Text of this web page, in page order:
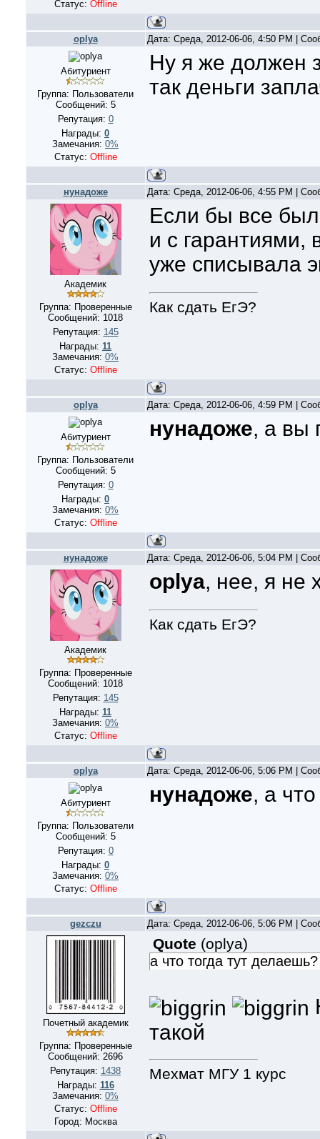
Статус: Offline
oplya Дата: Среда, 2012-06-06, 4:50 PM |
Абитуриент
Группа: Пользователи
Сообщений: 5
Репутация: 0
Награды: 0
Замечания: 0%
Статус: Offline
Ну я же должен
так деньги
нунадоже Дата: Среда, 2012-06-06, 4:55 PM |
Академик
Группа: Проверенные
Сообщений: 1018
Репутация: 145
Награды: 11
Замечания: 0%
Статус: Offline
Если бы все
и с гарантиями,
уже списывала
Как сдать ЕгЭ?
oplya Дата: Среда, 2012-06-06, 4:59 PM |
Абитуриент
Группа: Пользователи
Сообщений: 5
Репутация: 0
Награды: 0
Замечания: 0%
Статус: Offline
нунадоже, а вы
нунадоже Дата: Среда, 2012-06-06, 5:04 PM |
Академик
Группа: Проверенные
Сообщений: 1018
Репутация: 145
Награды: 11
Замечания: 0%
Статус: Offline
oplya, нее, я не
Как сдать ЕгЭ?
oplya Дата: Среда, 2012-06-06, 5:06 PM |
Абитуриент
Группа: Пользователи
Сообщений: 5
Репутация: 0
Награды: 0
Замечания: 0%
Статус: Offline
нунадоже, а
gezczu Дата: Среда, 2012-06-06, 5:06 PM |
Почетный академик
Группа: Проверенные
Сообщений: 2696
Репутация: 1438
Награды: 116
Замечания: 0%
Статус: Offline
Город: Москва
Quote (oplya)
а что тогда тут делаешь?
такой
Мехмат МГУ 1 курс